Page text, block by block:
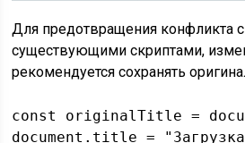
Для предотвращения конфликта
существующими скриптами,
рекомендуется сохранять
const originalTitle =
document.title =